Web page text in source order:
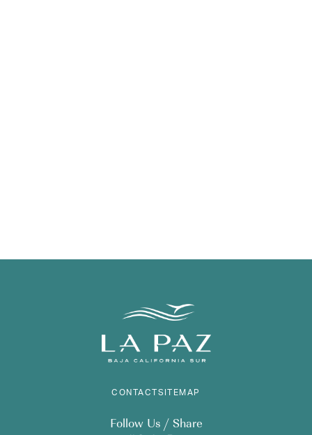
CONTACT SITEMAP
Follow Us / Share